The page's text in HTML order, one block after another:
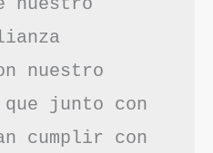
nuestro
junto con
cumplir con